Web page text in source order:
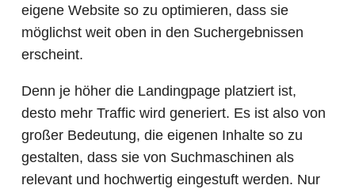
eigene Website so zu optimieren, dass sie
möglichst weit oben in den Suchergebnissen
erscheint.
Denn je höher die Landingpage platziert ist,
desto mehr Traffic wird generiert. Es ist also von
großer Bedeutung, die eigenen Inhalte so zu
gestalten, dass sie von Suchmaschinen als
relevant und hochwertig eingestuft werden. Nur